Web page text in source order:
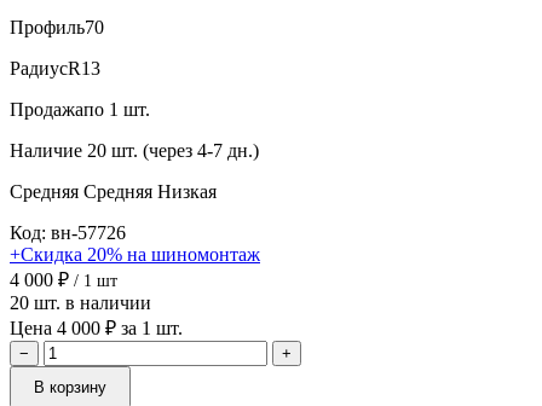
Профиль70
РадиусR13
Продажапо 1 шт.
Наличие 20 шт. (через 4-7 дн.)
Средняя Средняя Низкая
Код: вн-57726
+Скидка 20% на шиномонтаж
4 000 ₽ / 1 шт
20 шт. в наличии
Цена 4 000 ₽ за 1 шт.
−
+
В корзину